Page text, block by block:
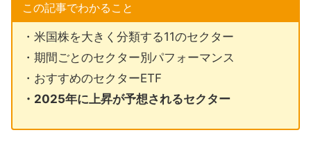
この記事でわかること
・米国株を大きく分類する11のセクター
・期間ごとのセクター別パフォーマンス
・おすすめのセクターETF
・2025年に上昇が予想されるセクター